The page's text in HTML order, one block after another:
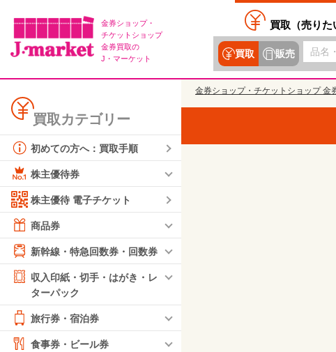
金券ショップ・
チケットショップ
金券買取の
J・マーケット
買取（売りた
買取 販売
買取カテゴリー
初めての方へ：買取手順
株主優待券
株主優待 電子チケット
商品券
新幹線・特急回数券・回数券
収入印紙・切手・はがき・レ
ターパック
旅行券・宿泊券
食事券・ビール券
金券ショップ・チケットショップ 金